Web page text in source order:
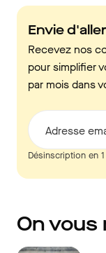
Envie
Recevez nos
pour simplifier
par mois dans
Adresse
Désinscription en
On